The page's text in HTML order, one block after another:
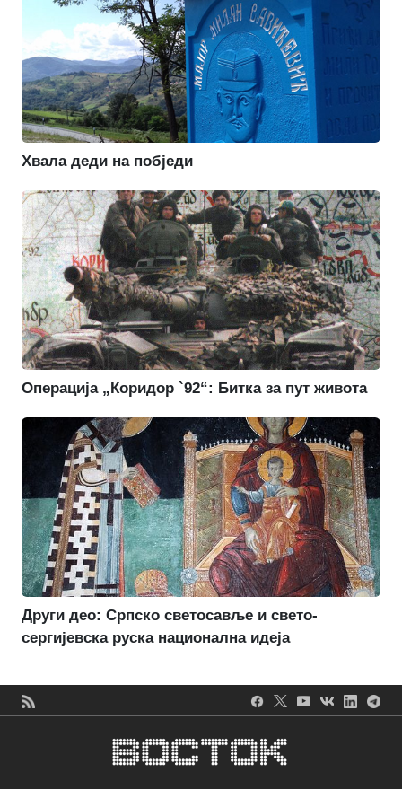
Хвала деди на побједи
Операција „Коридор `92“: Битка за пут живота
Други део: Српско светосавље и свето-
сергијевска руска национална идеја